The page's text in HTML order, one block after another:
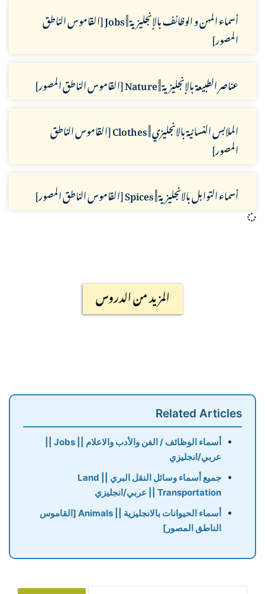
أسماء المهن و الوظائف بالإنجليزية || Jobs [القاموس الناطق
المصور]
عناصر الطبيعة بالإنجليزية || Nature [القاموس الناطق المصور]
الملابس النسائية بالانجليزي || Clothes [القاموس الناطق
المصور]
أسماء التوابل بالانجليزية || Spices [القاموس الناطق المصور]
المزيد من الدروس
Related Articles
عربي/انجليزي
جميع أسماء وسائل النقل البري || Land
Transportation || عربي/انجليزي
أسماء الحيوانات بالانجليزية || Animals [القاموس
الناطق المصور]